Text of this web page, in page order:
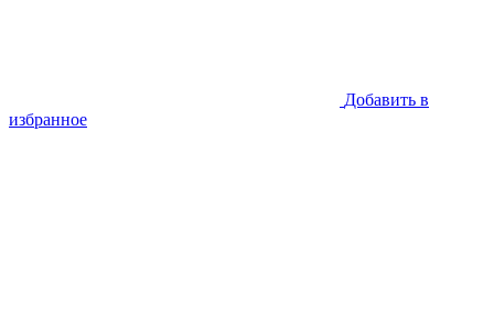
Добавить в
избранное